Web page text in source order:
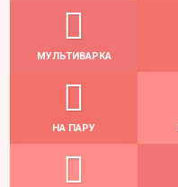
МУЛЬТИВАРКА
НА ПАРУ